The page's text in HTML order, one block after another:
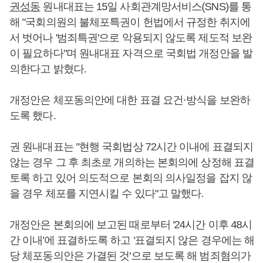
권성동 원내대표는 15일 사회관계망서비스(SNS)를 통
해 "국회의원의 불체포특권이 헌법에서 규정한 취지에
서 벗어나 '범죄특권'으로 악용되지 않도록 제도적 보완
이 필요하다"며 원내대표 자격으로 국회법 개정안을 발
의한다고 밝혔다.
개정안은 체포동의안에 대한 표결 요건·방식을 보완하
도록 했다.
권 원내대표는 "현행 국회법상 72시간 이내에 표결되지
않는 경우 그 후 최초로 개의하는 본회의에 상정해 표결
토록 하고 있어 의도적으로 본회의 의사일정을 잡지 않
을 경우 체포를 지연시킬 수 있다"고 말했다.
개정안은 본회의에 보고된 때로부터 '24시간 이후 48시
간 이내'에 표결하도록 하고 '표결되지 않은 경우에는 해
당 체포동의안은 가결된 것'으로 보도록 해 범죄혐의가